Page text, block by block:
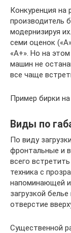
Конкуренция на
производитель
модернизируя
семи оценок
«А+». Но на
машин не
все чаще
Пример бирки
Виды по
По виду
фронтальные и
всего
техника с
напоминающей
загрузкой
отверстие
Существенной